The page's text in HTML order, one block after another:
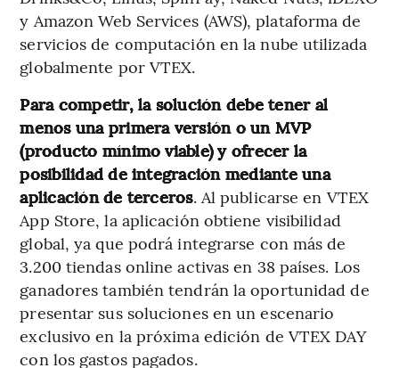
y Amazon Web Services (AWS), plataforma de
servicios de computación en la nube utilizada
globalmente por VTEX.
Para competir, la solución debe tener al
menos una primera versión o un MVP
(producto mínimo viable) y ofrecer la
posibilidad de integración mediante una
aplicación de terceros. Al publicarse en VTEX
App Store, la aplicación obtiene visibilidad
global, ya que podrá integrarse con más de
3.200 tiendas online activas en 38 países. Los
ganadores también tendrán la oportunidad de
presentar sus soluciones en un escenario
exclusivo en la próxima edición de VTEX DAY
con los gastos pagados.